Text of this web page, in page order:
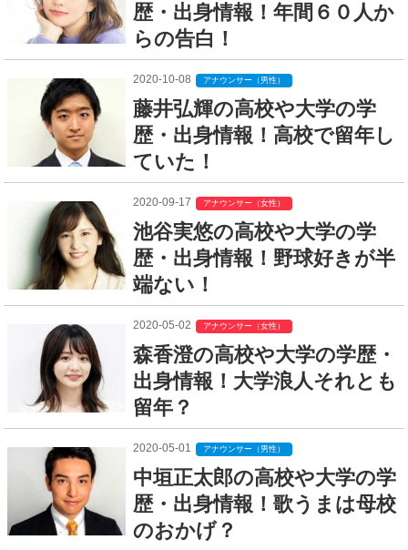
歴・出身情報！年間６０人か
らの告白！
2020-10-08 アナウンサー（男性）
藤井弘輝の高校や大学の学
歴・出身情報！高校で留年し
ていた！
2020-09-17 アナウンサー（女性）
池谷実悠の高校や大学の学
歴・出身情報！野球好きが半
端ない！
2020-05-02 アナウンサー（女性）
森香澄の高校や大学の学歴・
出身情報！大学浪人それとも
留年？
2020-05-01 アナウンサー（男性）
中垣正太郎の高校や大学の学
歴・出身情報！歌うまは母校
のおかげ？